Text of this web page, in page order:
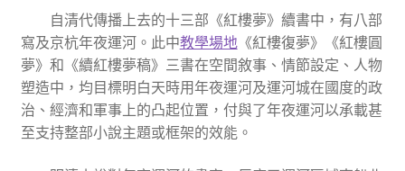
自清代傳播上去的十三部《紅樓夢》續書中，有八部
寫及京杭年夜運河。此中教學場地《紅樓復夢》《紅樓圓
夢》和《續紅樓夢稿》三書在空間敘事、情節設定、人物
塑造中，均目標明白天時用年夜運河及運河城在國度的政
治、經濟和軍事上的凸起位置，付與了年夜運河以承載甚
至支持整部小說主題或框架的效能。